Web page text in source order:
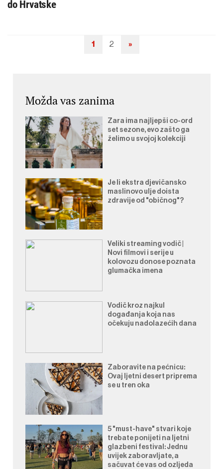
do Hrvatske
Navigacija
1 2 »
Možda vas zanima
Zara ima najljepši co-ord
set sezone, evo zašto ga
želimo u svojoj kolekciji
Je li ekstra djevičansko
maslinovo ulje doista
zdravije od "običnog"?
Veliki streaming vodič |
Novi filmovi i serije u
kolovozu donose poznata
glumačka imena
Vodič kroz najkul
događanja koja nas
očekuju nadolazećih dana
Zaboravite na pećnicu:
Ovaj ljetni desert priprema
se u tren oka
5 "must-have" stvari koje
trebate ponijeti na ljetni
glazbeni festival: Jednu
uvijek zaboravljate, a
sačuvat će vas od ozljeda